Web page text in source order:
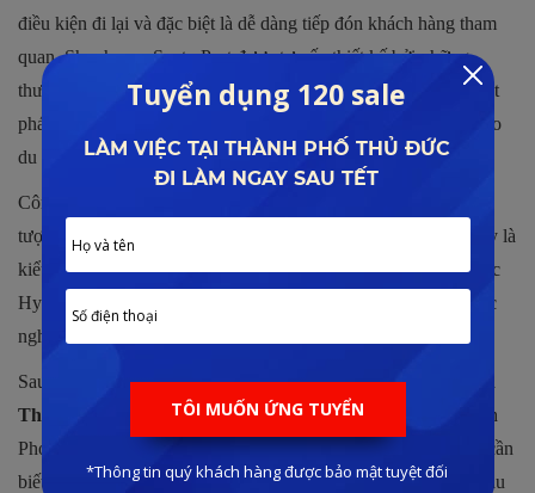
điều kiện đi lại và đặc biệt là dễ dàng tiếp đón khách hàng tham
quan. Shophouse Santo Port được tư vấn thiết kế bởi những
thương hiệu đẳng cấp hàng đầu trên thế giới sẽ tạo ra những đột
phá trong kiến trúc và mang đến những trải nghiệm hấp dẫn cho
du khách.
Công trình sẽ sử dụng 2 gam màu chủ đạo là màu trắng biểu
tượng cho bầu trời và màu xanh biểu tượng cho nước biển. Đây là
kiểu kiến trúc đặc trưng theo phong cách Santorini của đất nước
Hy Lạp nổi tiếng là vương quốc của những công trình kiến trúc
nghệ thuật vườn tâm thế giới.
Sau khi theo dõi nội dung thông tin vềtiến độ shophouse Hòn
Thơm
và quy hoạch của dự án này được cung cấp bởi Lê Đình
Phong. Hy vọng quý khách đã nắm bắt được những thông tin cần
biết về dự án của Sun Group nhằm đưa ra những quyết định đầu